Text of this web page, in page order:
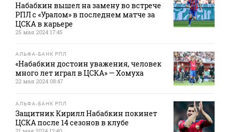
Набабкин вышел на замену во встрече
РПЛ с «Уралом» в последнем матче за
ЦСКА в карьере
25 мая 2024 17:45
АЛЬФА-БАНК РПЛ
«Набабкин достоин уважения, человек
много лет играл в ЦСКА» — Хомуха
22 мая 2024 08:47
АЛЬФА-БАНК РПЛ
Защитник Кирилл Набабкин покинет
ЦСКА после 14 сезонов в клубе